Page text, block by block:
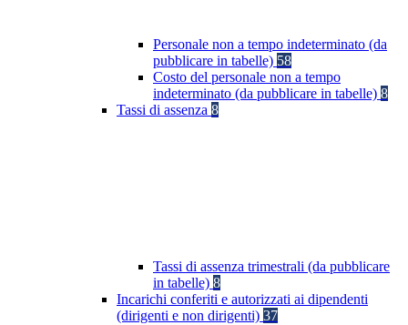
Personale non a tempo indeterminato (da
pubblicare in tabelle) 58
Costo del personale non a tempo
indeterminato (da pubblicare in tabelle) 8
Tassi di assenza 8
Tassi di assenza trimestrali (da pubblicare
in tabelle) 8
Incarichi conferiti e autorizzati ai dipendenti
(dirigenti e non dirigenti) 37